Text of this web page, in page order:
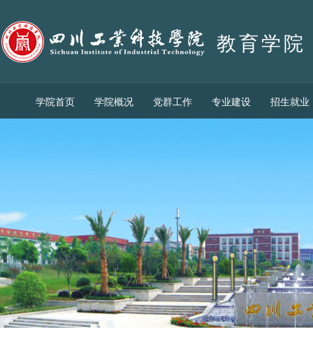
教育学院
学院首页 学院概况 党群工作 专业建设 招生就业